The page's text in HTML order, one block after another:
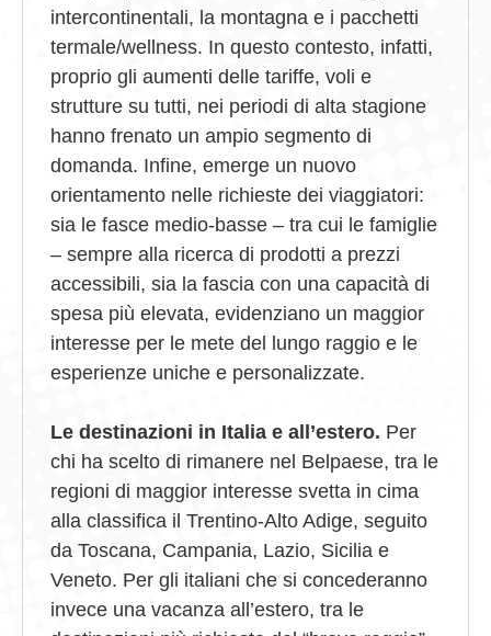
intercontinentali, la montagna e i pacchetti
termale/wellness. In questo contesto, infatti,
proprio gli aumenti delle tariffe, voli e
strutture su tutti, nei periodi di alta stagione
hanno frenato un ampio segmento di
domanda. Infine, emerge un nuovo
orientamento nelle richieste dei viaggiatori:
sia le fasce medio-basse – tra cui le famiglie
– sempre alla ricerca di prodotti a prezzi
accessibili, sia la fascia con una capacità di
spesa più elevata, evidenziano un maggior
interesse per le mete del lungo raggio e le
esperienze uniche e personalizzate.
Le destinazioni in Italia e all’estero. Per
chi ha scelto di rimanere nel Belpaese, tra le
regioni di maggior interesse svetta in cima
alla classifica il Trentino-Alto Adige, seguito
da Toscana, Campania, Lazio, Sicilia e
Veneto. Per gli italiani che si concederanno
invece una vacanza all’estero, tra le